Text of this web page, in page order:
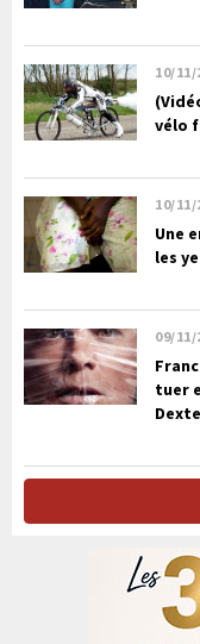
10/11/
vélo
10/11/
Une
les
09/11/
tuer